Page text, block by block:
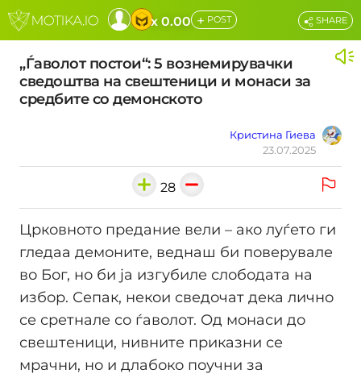
x 0.00 + POST
„Ѓаволот постои“: 5 вознемирувачки
сведоштва на свештеници и монаси за
средбите со демонското
Кристина Гиева
23.07.2025
SHARE
28
Црковното предание вели – ако луѓето ги
гледаа демоните, веднаш би поверувале
во Бог, но би ја изгубиле слободата на
избор. Сепак, некои сведочат дека лично
се сретнале со ѓаволот. Од монаси до
свештеници, нивните приказни се
мрачни, но и длабоко поучни за